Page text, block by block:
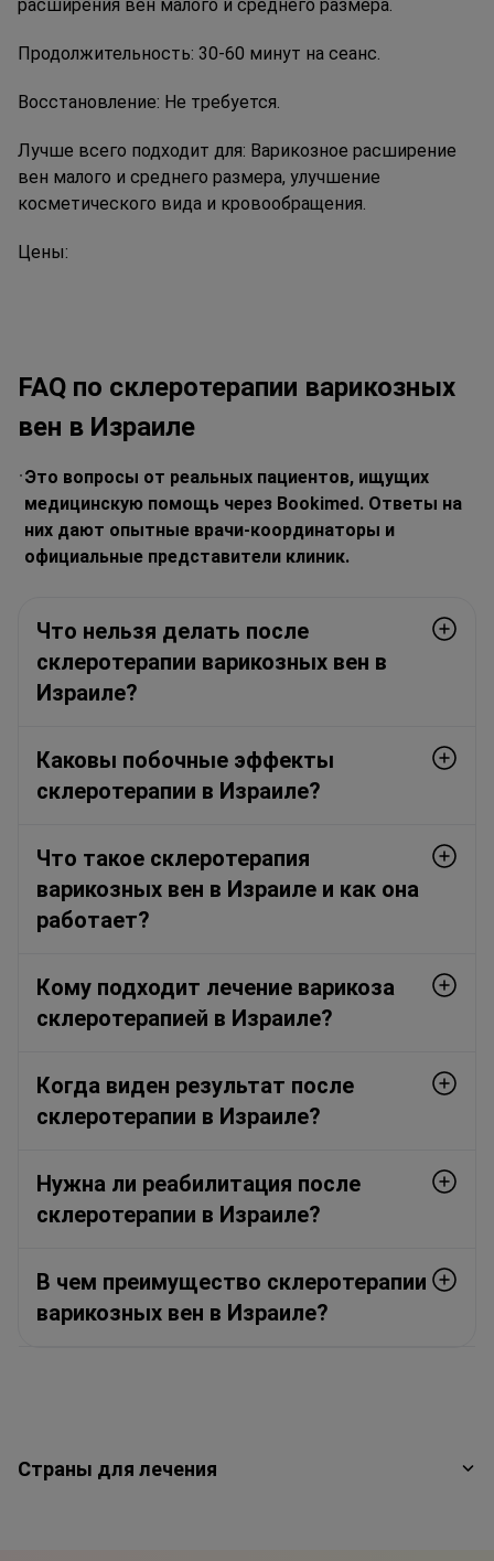
расширения вен малого и среднего размера.
Продолжительность: 30-60 минут на сеанс.
Восстановление: Не требуется.
Лучше всего подходит для: Варикозное расширение
вен малого и среднего размера, улучшение
косметического вида и кровообращения.
Цены:
FAQ по склеротерапии варикозных
вен в Израиле
Это вопросы от реальных пациентов, ищущих
медицинскую помощь через Bookimed. Ответы на
них дают опытные врачи-координаторы и
официальные представители клиник.
Что нельзя делать после
склеротерапии варикозных вен в
Израиле?
Каковы побочные эффекты
склеротерапии в Израиле?
Что такое склеротерапия
варикозных вен в Израиле и как она
работает?
Кому подходит лечение варикоза
склеротерапией в Израиле?
Когда виден результат после
склеротерапии в Израиле?
Нужна ли реабилитация после
склеротерапии в Израиле?
В чем преимущество склеротерапии
варикозных вен в Израиле?
Страны для лечения